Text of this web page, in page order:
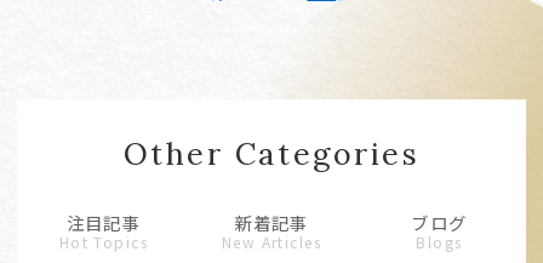
Other Categories
注目記事
Hot Topics
新着記事
New Articles
ブログ
Blogs